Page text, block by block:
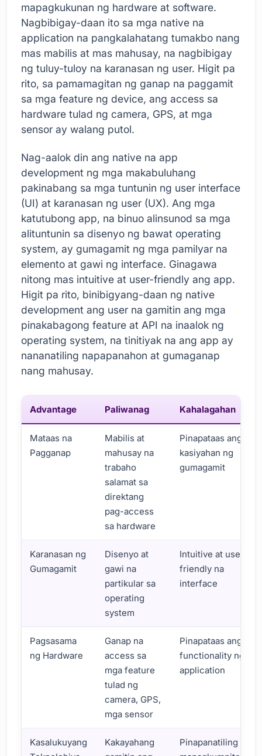
mapagkukunan ng hardware at software.
Nagbibigay-daan ito sa mga native na
application na pangkalahatang tumakbo nang
mas mabilis at mas mahusay, na nagbibigay
ng tuluy-tuloy na karanasan ng user. Higit pa
rito, sa pamamagitan ng ganap na paggamit
sa mga feature ng device, ang access sa
hardware tulad ng camera, GPS, at mga
sensor ay walang putol.
Nag-aalok din ang native na app
development ng mga makabuluhang
pakinabang sa mga tuntunin ng user interface
(UI) at karanasan ng user (UX). Ang mga
katutubong app, na binuo alinsunod sa mga
alituntunin sa disenyo ng bawat operating
system, ay gumagamit ng mga pamilyar na
elemento at gawi ng interface. Ginagawa
nitong mas intuitive at user-friendly ang app.
Higit pa rito, binibigyang-daan ng native
development ang user na gamitin ang mga
pinakabagong feature at API na inaalok ng
operating system, na tinitiyak na ang app ay
nananatiling napapanahon at gumaganap
nang mahusay.
Advantage Paliwanag Kahalagahan
Mataas na
Pagganap
Mabilis at
mahusay na
trabaho
salamat sa
direktang
pag-access
sa hardware
Pinapataas ang
kasiyahan ng
gumagamit
Karanasan ng
Gumagamit
Disenyo at
gawi na
partikular sa
operating
system
Intuitive at user-
friendly na
interface
Pagsasama
ng Hardware
Ganap na
access sa
mga feature
tulad ng
camera, GPS,
mga sensor
Pinapataas ang
functionality ng
application
Kasalukuyang
Kakayahang
Pinapanatiling